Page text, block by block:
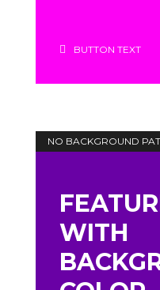
BUTTON TEXT
NO BACKGROUND
WITH